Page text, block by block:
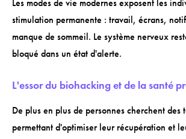
Les modes de vie modernes exposent les
stimulation permanente : travail, écrans,
manque de sommeil. Le système nerveux
bloqué dans un état d'alerte.
L'essor du biohacking et de la santé
De plus en plus de personnes cherchent des
permettant d'optimiser leur récupération et